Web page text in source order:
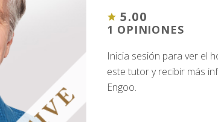
5.00
1 OPINIONES
Inicia sesión para ver el
este tutor y recibir más
Engoo.